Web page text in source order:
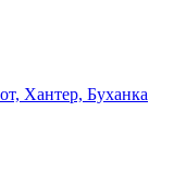
Хантер, Буханка